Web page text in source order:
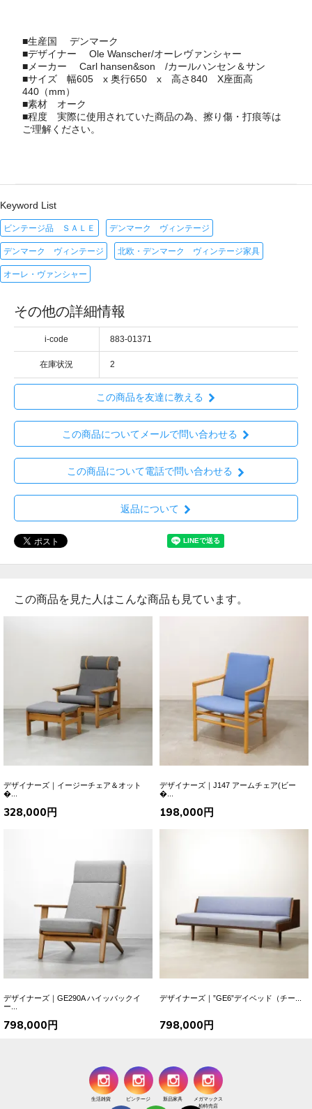
■生産国
デンマーク
■デザイナー
Ole Wanscher/オーレヴァンシャー
■メーカー
Carl hansen&son /カールハンセン＆サン
■サイズ 幅605 x 奥行650 x 高さ840 X座面高
440（mm）
■素材 オーク
■程度 実際に使用されていた商品の為、擦り傷・打痕等は
ご理解ください。
Keyword List
ビンテージ品 ＳＡＬＥ デンマーク ヴィンテージ
デンマーク ヴィンテージ 北欧・デンマーク ヴィンテージ家具
オーレ・ヴァンシャー
その他の詳細情報
i-code 883-01371
在庫状況 2
この商品を友達に教える
この商品についてメールで問い合わせる
この商品について電話で問い合わせる
返品について
この商品を見た人はこんな商品も見ています。
デザイナーズ｜イージーチェア＆オット
�...
328,000円
デザイナーズ｜J147 アームチェア(ビー
�...
198,000円
デザイナーズ｜GE290A ハイッバックイ
ー...
798,000円
デザイナーズ｜”GE6”デイベッド（チー...
798,000円
生活雑貨 ビンテージ 新品家具
メガマックス
柏特売店